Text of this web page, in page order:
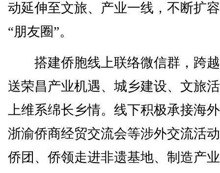
动延伸至文旅、产业一线，不断扩
“朋友圈”。
搭建侨胞线上联络微信群，跨越
送荣昌产业机遇、城乡建设、文旅
上维系绵长乡情。线下积极承接海
浙渝侨商经贸交流会等涉外交流活
侨团、侨领走进非遗基地、制造产